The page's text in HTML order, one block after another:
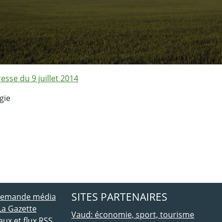
du 9 juillet 2014
média
Gazette
SITES PARTENAIRES
Vaud: économie, sport, tourisme